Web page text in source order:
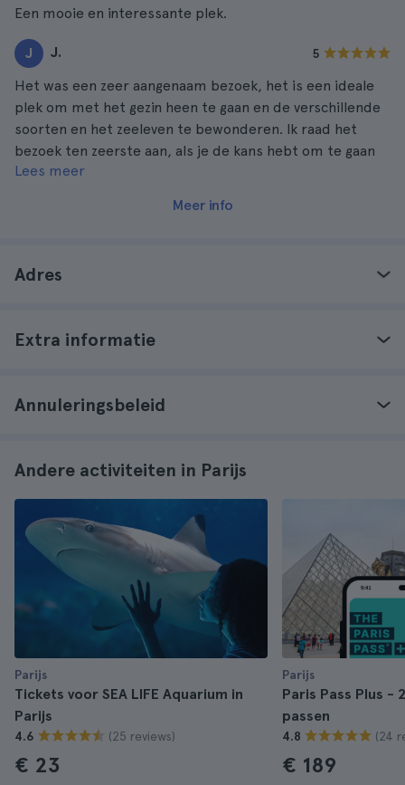
Een mooie en interessante plek.
J J. 5
Het was een zeer aangenaam bezoek, het is een ideale
plek om met het gezin heen te gaan en de verschillende
soorten en het zeeleven te bewonderen. Ik raad het
bezoek ten zeerste aan, als je de kans hebt om te gaan
denk dan geen twee keer na.
Lees meer
Meer info
Adres
Extra informatie
Annuleringsbeleid
Andere activiteiten in Parijs
Parijs
Tickets voor SEA LIFE Aquarium in
Parijs
4.6 (25 reviews)
€ 23
Parijs
Paris Pass Plus -
passen
4.8 (24
€ 189